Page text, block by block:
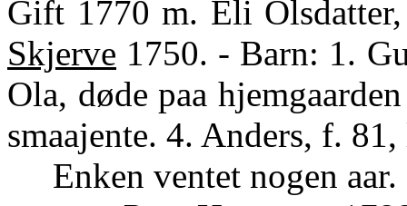
Gift 1770 m. Eli
Skjerve 1750. - Barn: 1.
Ola, døde paa
smaajente. 4. Anders, f.
Enken ventet nogen aar.